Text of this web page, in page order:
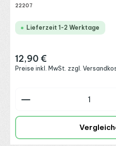
22207
Lieferzeit 1-2 Werktage
Regulärer Preis:
12,90 €
Preise inkl. MwSt. zzgl.
Produkt Anzahl: Gib